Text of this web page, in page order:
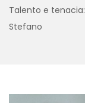
Talento e
Stefano